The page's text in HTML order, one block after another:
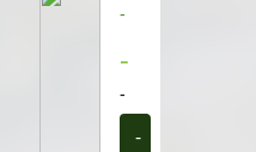
-
-
-
-